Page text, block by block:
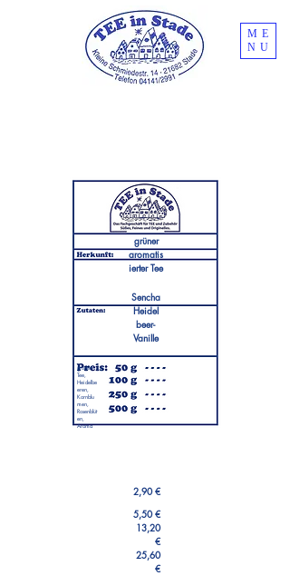
ME
NU
grüner
aromatis
ierter Tee
Sencha
Heidel
beer-
Vanille
grüner
Tee,
Heidelbe
eren,
Kornblu
men,
Rosenblüt
en,
Aroma
2,90 €
5,50 €
13,20
€
25,60
€